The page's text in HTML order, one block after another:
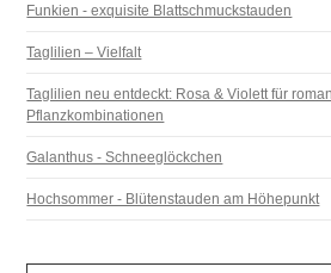
Funkien - exquisite Blattschmuckstauden
Taglilien – Vielfalt
Taglilien neu entdeckt: Rosa & Violett für
Pflanzkombinationen
Galanthus - Schneeglöckchen
Hochsommer - Blütenstauden am Höhepunkt